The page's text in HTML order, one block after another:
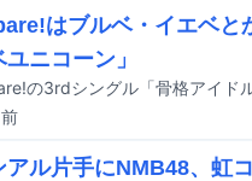
はブルベ・イエベ
ニコーン」
の3rdシングル「骨格アイド
前
アル片手にNMB48、